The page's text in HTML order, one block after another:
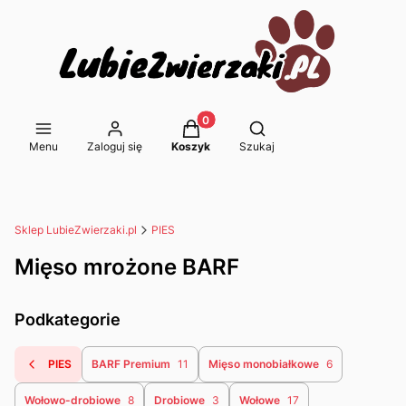
Menu Zaloguj się
Produkty w koszyku: 0. Zobacz
Koszyk
Otwórz wyszukiwarkę
Szukaj
Sklep LubieZwierzaki.pl PIES
Mięso mrożone BARF
Podkategorie
PIES BARF Premium 11 Mięso monobiałkowe 6
Wołowo-drobiowe 8 Drobiowe 3 Wołowe 17